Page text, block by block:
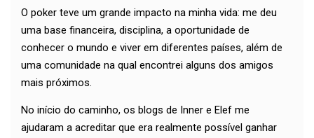
O poker teve um grande impacto na minha vida: me deu
uma base financeira, disciplina, a oportunidade de
conhecer o mundo e viver em diferentes países, além de
uma comunidade na qual encontrei alguns dos amigos
mais próximos.
No início do caminho, os blogs de Inner e Elef me
ajudaram a acreditar que era realmente possível ganhar